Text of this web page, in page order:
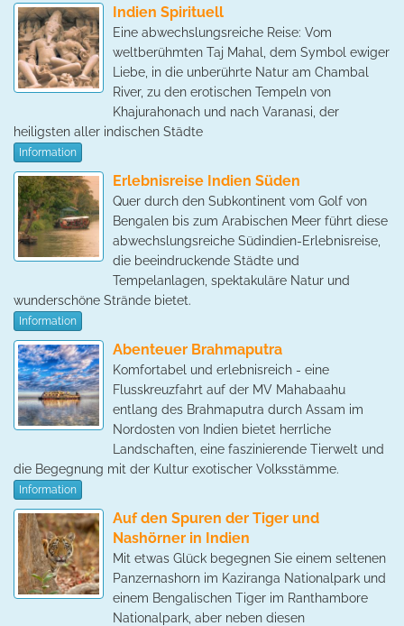
Indien Spirituell
Eine abwechslungsreiche Reise: Vom
weltberühmten Taj Mahal, dem Symbol ewiger
Liebe, in die unberührte Natur am Chambal
River, zu den erotischen Tempeln von
Khajurahonach und nach Varanasi, der
heiligsten aller indischen Städte
Information
Erlebnisreise Indien Süden
Quer durch den Subkontinent vom Golf von
Bengalen bis zum Arabischen Meer führt diese
abwechslungsreiche Südindien-Erlebnisreise,
die beeindruckende Städte und
Tempelanlagen, spektakuläre Natur und
wunderschöne Strände bietet.
Information
Abenteuer Brahmaputra
Komfortabel und erlebnisreich - eine
Flusskreuzfahrt auf der MV Mahabaahu
entlang des Brahmaputra durch Assam im
Nordosten von Indien bietet herrliche
Landschaften, eine faszinierende Tierwelt und
die Begegnung mit der Kultur exotischer Volksstämme.
Information
Auf den Spuren der Tiger und
Nashörner in Indien
Mit etwas Glück begegnen Sie einem seltenen
Panzernashorn im Kaziranga Nationalpark und
einem Bengalischen Tiger im Ranthambore
Nationalpark, aber neben diesen